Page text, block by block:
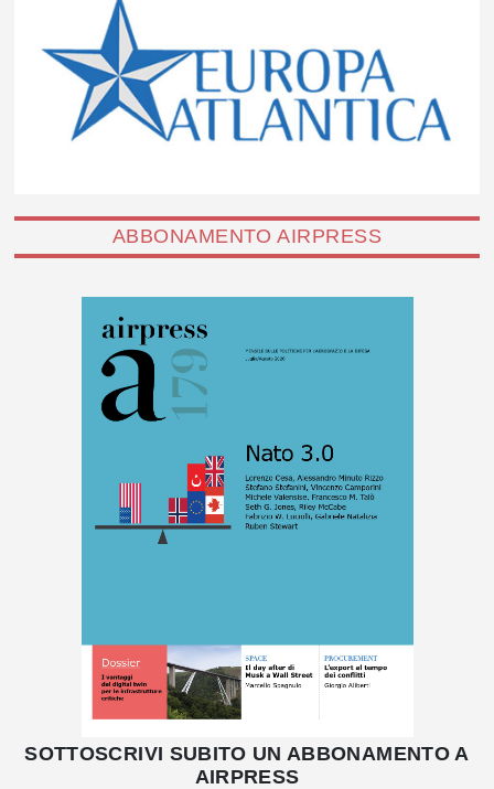
ABBONAMENTO AIRPRESS
SOTTOSCRIVI SUBITO UN ABBONAMENTO A
AIRPRESS